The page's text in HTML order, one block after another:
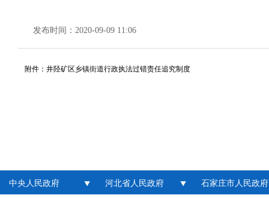
发布时间：2020-09-09 11:06
附件：井陉矿区乡镇街道行政执法过错责任追究制度